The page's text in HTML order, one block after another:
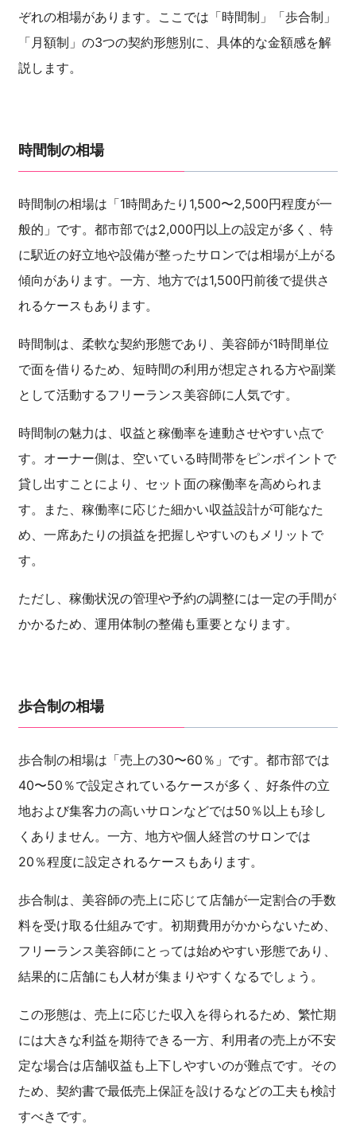
ぞれの相場があります。ここでは「時間制」「歩合制」
「月額制」の3つの契約形態別に、具体的な金額感を解
説します。
時間制の相場
時間制の相場は「1時間あたり1,500〜2,500円程度が一
般的」です。都市部では2,000円以上の設定が多く、特
に駅近の好立地や設備が整ったサロンでは相場が上がる
傾向があります。一方、地方では1,500円前後で提供さ
れるケースもあります。
時間制は、柔軟な契約形態であり、美容師が1時間単位
で面を借りるため、短時間の利用が想定される方や副業
として活動するフリーランス美容師に人気です。
時間制の魅力は、収益と稼働率を連動させやすい点で
す。オーナー側は、空いている時間帯をピンポイントで
貸し出すことにより、セット面の稼働率を高められま
す。また、稼働率に応じた細かい収益設計が可能なた
め、一席あたりの損益を把握しやすいのもメリットで
す。
ただし、稼働状況の管理や予約の調整には一定の手間が
かかるため、運用体制の整備も重要となります。
歩合制の相場
歩合制の相場は「売上の30〜60％」です。都市部では
40〜50％で設定されているケースが多く、好条件の立
地および集客力の高いサロンなどでは50％以上も珍し
くありません。一方、地方や個人経営のサロンでは
20％程度に設定されるケースもあります。
歩合制は、美容師の売上に応じて店舗が一定割合の手数
料を受け取る仕組みです。初期費用がかからないため、
フリーランス美容師にとっては始めやすい形態であり、
結果的に店舗にも人材が集まりやすくなるでしょう。
この形態は、売上に応じた収入を得られるため、繁忙期
には大きな利益を期待できる一方、利用者の売上が不安
定な場合は店舗収益も上下しやすいのが難点です。その
ため、契約書で最低売上保証を設けるなどの工夫も検討
すべきです。